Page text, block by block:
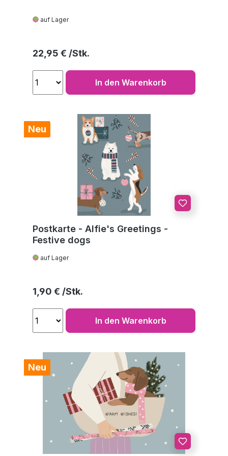
auf Lager
Regulärer Preis:
22,95 €
In den Warenkorb
Neu
Postkarte - Alfie's Greetings -
Festive dogs
auf Lager
Regulärer Preis:
1,90 €
In den Warenkorb
Neu